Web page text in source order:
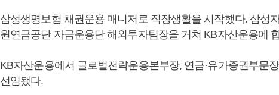
삼성생명보험 채권운용 매니저로 직장생활을 시작했다. 삼성
원연금공단 자금운용단 해외투자팀장을 거쳐 KB자산운용에
KB자산운용에서 글로벌전략운용본부장, 연금·유가증권부문
선임됐다.